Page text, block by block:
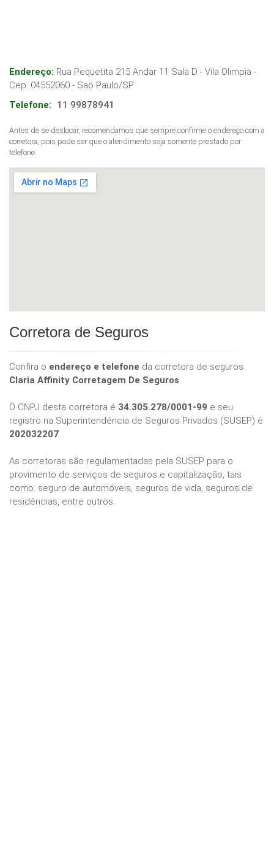
Endereço: Rua Pequetita 215 Andar 11 Sala D - Vila Olimpia -
Cep: 04552060 - Sao Paulo/SP
Telefone:
11 99878941
Antes de se deslocar, recomendamos que sempre confirme o endereço com a
corretora, pois pode ser que o atendimento seja somente prestado por
telefone.
Corretora de Seguros
Confira o endereço e telefone da corretora de seguros
Claria Affinity Corretagem De Seguros.
O CNPJ desta corretora é 34.305.278/0001-99 e seu
registro na Superintendência de Seguros Privados (SUSEP) é
202032207.
As corretoras são regulamentadas pela SUSEP para o
provimento de serviços de seguros e capitalização, tais
como: seguro de automóveis, seguros de vida, seguros de
residências, entre outros.